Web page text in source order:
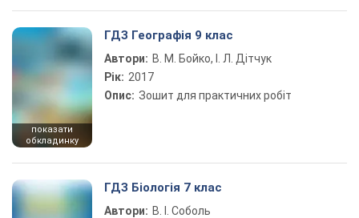
показати
обкладинку
ГДЗ Географія 9 клас
Автори: В. М. Бойко, І. Л. Дітчук
Рік: 2017
Опис: Зошит для практичних робіт
ГДЗ Біологія 7 клас
Автори: В. І. Соболь